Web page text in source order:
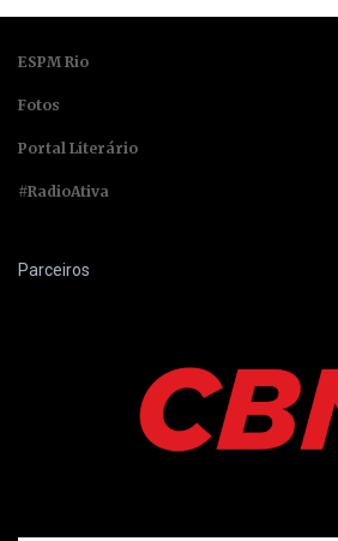
ESPM Rio
Fotos
Portal Literário
#RadioAtiva
Parceiros